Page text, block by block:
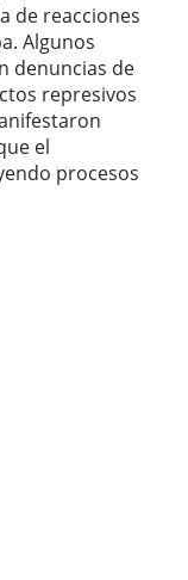
de reacciones
Algunos
denuncias de
represivos
el
procesos